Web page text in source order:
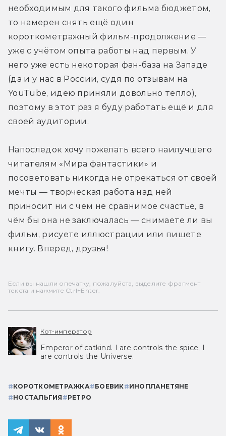
необходимым для такого фильма бюджетом,
то намерен снять ещё один
короткометражный фильм-продолжение —
уже с учётом опыта работы над первым. У
него уже есть некоторая фан-база на Западе
(да и у нас в России, судя по отзывам на
YouTube, идею приняли довольно тепло),
поэтому в этот раз я буду работать ещё и для
своей аудитории.
Напоследок хочу пожелать всего наилучшего
читателям «Мира фантастики» и
посоветовать никогда не отрекаться от своей
мечты — творческая работа над ней
приносит ни с чем не сравнимое счастье, в
чём бы она не заключалась — снимаете ли вы
фильм, рисуете иллюстрации или пишете
книгу. Вперед, друзья!
Если вы нашли опечатку, пожалуйста, выделите фрагмент
текста и нажмите Ctrl+Enter.
Кот-император
Emperor of catkind. I are controls the spice, I
are controls the Universe.
#КОРОТКОМЕТРАЖКА#БОЕВИК#ИНОПЛАНЕТЯНЕ
#НОСТАЛЬГИЯ #РЕТРО